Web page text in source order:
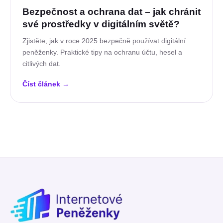
Bezpečnost a ochrana dat – jak chránit
své prostředky v digitálním světě?
Zjistěte, jak v roce 2025 bezpečně používat digitální
peněženky. Praktické tipy na ochranu účtu, hesel a
citlivých dat.
Číst článek →